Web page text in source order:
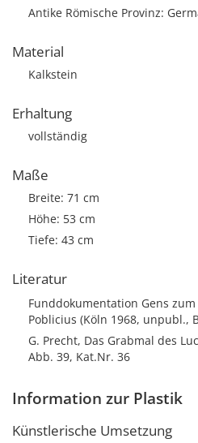
Antike Römische Provinz:
Material
Kalkstein
Erhaltung
vollständig
Maße
Breite: 71 cm
Höhe: 53 cm
Tiefe: 43 cm
Literatur
Funddokumentation Gens
Poblicius (Köln 1968, unpubl.,
G. Precht, Das Grabmal des
Abb. 39, Kat.Nr. 36
Information zur Plastik
Künstlerische Umsetzung